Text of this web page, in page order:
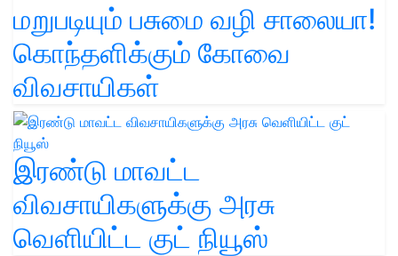
மறுபடியும் பசுமை வழி சாலையா!
கொந்தளிக்கும் கோவை
விவசாயிகள்
இரண்டு மாவட்ட
விவசாயிகளுக்கு அரசு
வெளியிட்ட குட் நியூஸ்